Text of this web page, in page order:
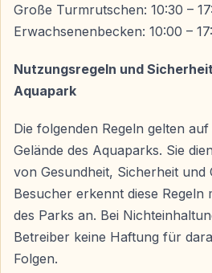
Der Lazy River lädt zum
— ideal, um zwischen den
Kinderbereiche — Sicherer
Kleinen
Aqua Fantasy ist besonders
speziell gestaltete Kinderbereiche
Sicherheit und Spielspaß.
Piratenschiff und U-Boot-
Große Turmrutschen: 10:30 –
Erwachsenenbecken: 10:00 –
Nutzungsregeln und
Aquapark
Die folgenden Regeln gelten
Gelände des Aquaparks. Sie
von Gesundheit, Sicherheit und
Besucher erkennt diese Regeln
des Parks an. Bei
Betreiber keine Haftung für
Folgen.